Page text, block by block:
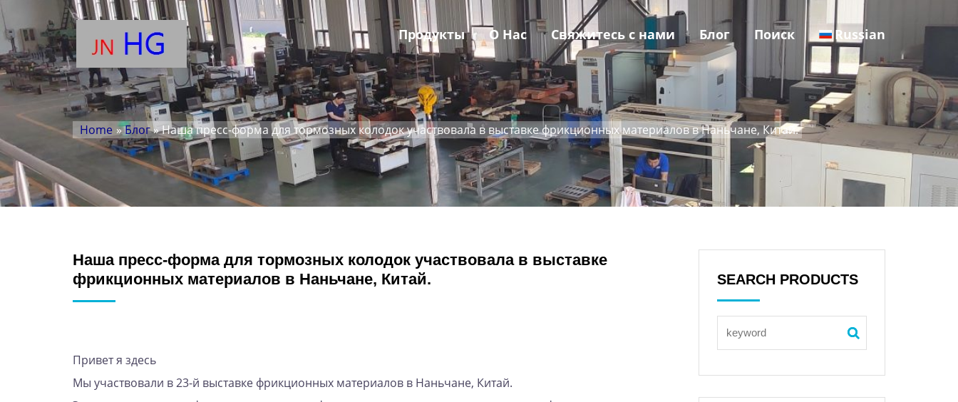
Продукты О Нас Свяжитесь с нами Блог Поиск Russian
Home »Блог» Наша пресс-форма для тормозных колодок участвовала в выставке фрикционных материалов в Наньчане, Китай.
Наша пресс-форма для тормозных колодок участвовала в выставке
фрикционных материалов в Наньчане, Китай.
Привет я здесь
Мы участвовали в 23-й выставке фрикционных материалов в Наньчане, Китай.
SEARCH PRODUCTS